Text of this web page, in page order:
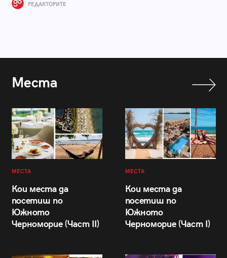
РЕДАКТОРИТЕ
Места
МЕСТА
Кои места да
посетиш по
Южното
Черноморие (Част II)
МЕСТА
Кои места да
посетиш по
Южното
Черноморие (Част I)